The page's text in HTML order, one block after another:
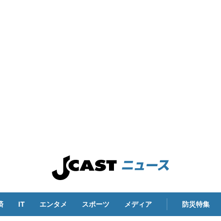
IT エンタメ スポーツ メディア 防災特集